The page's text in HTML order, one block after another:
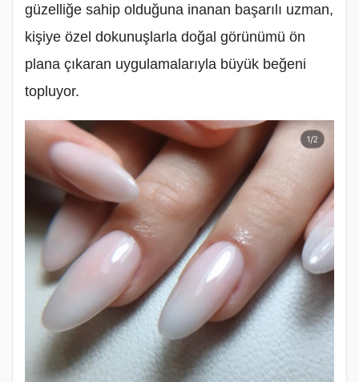
güzelliğe sahip olduğuna inanan başarılı uzman,
kişiye özel dokunuşlarla doğal görünümü ön
plana çıkaran uygulamalarıyla büyük beğeni
topluyor.